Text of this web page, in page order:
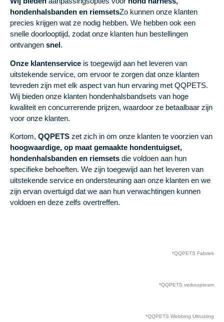
hondenhalsbanden en riemsetsZo kunnen onze klanten
precies krijgen wat ze nodig hebben. We hebben ook een
snelle doorlooptijd, zodat onze klanten hun bestellingen
ontvangen snel.
Onze klantenservice is toegewijd aan het leveren van
uitstekende service, om ervoor te zorgen dat onze klanten
tevreden zijn met elk aspect van hun ervaring met QQPETS.
Wij bieden onze klanten hondenhalsbandsets van hoge
kwaliteit en concurrerende prijzen, waardoor ze betaalbaar zijn
voor onze klanten.
Kortom, QQPETS zet zich in om onze klanten te voorzien van
hoogwaardige, op maat gemaakte hondentuigset,
hondenhalsbanden en riemsets die voldoen aan hun
specifieke behoeften. We zijn toegewijd aan het leveren van
uitstekende service en ondersteuning aan onze klanten en we
zijn ervan overtuigd dat we aan hun verwachtingen kunnen
voldoen en deze zelfs overtreffen.
*QQPETS Fabriek
*QQPETS verkoopteam
*QQPETS Webbing Uitrusting